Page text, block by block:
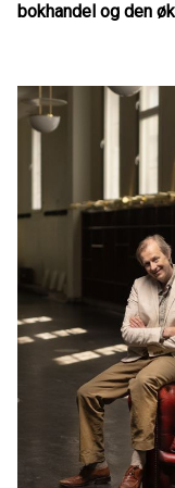
bokhandel og den